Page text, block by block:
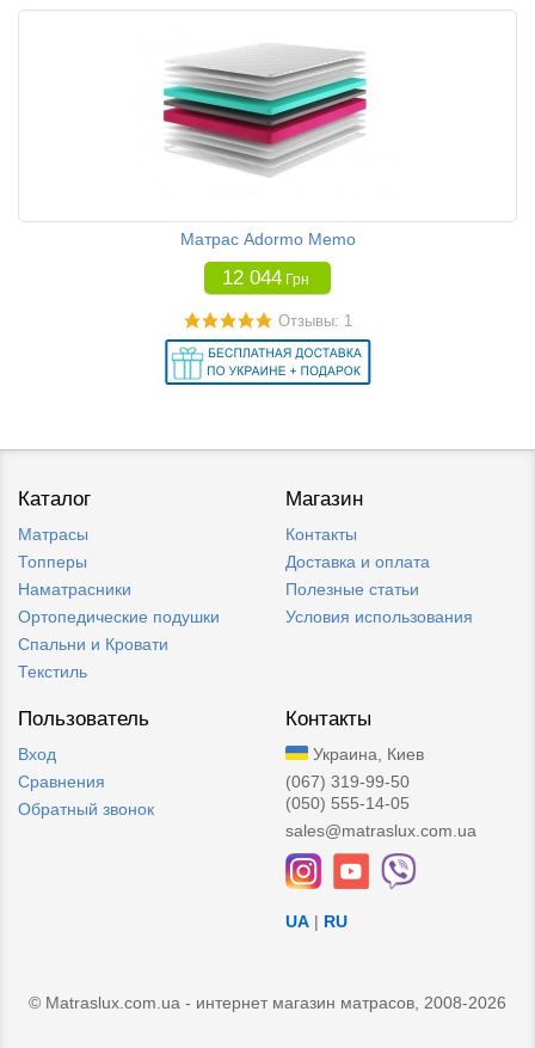
Матрас Adormo Memo
12 044 Грн
Отзывы: 1
Каталог
Матрасы
Топперы
Наматрасники
Ортопедические подушки
Спальни и Кровати
Текстиль
Магазин
Контакты
Доставка и оплата
Полезные статьи
Условия использования
Пользователь
Вход
Сравнения
Обратный звонок
Контакты
Украина, Киев
(067) 319-99-50
(050) 555-14-05
sales@matraslux.com.ua
UA | RU
© Matraslux.com.ua - интернет магазин матрасов, 2008-2026